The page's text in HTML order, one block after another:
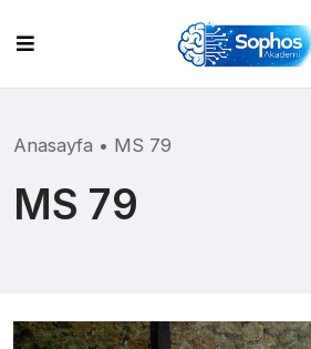
content
Anasayfa • MS 79
MS 79